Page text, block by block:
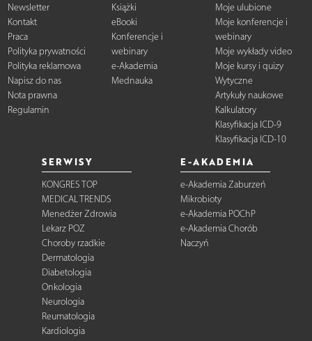
Newsletter
Kontakt
Praca
Polityka prywatności
Polityka reklamowa
Napisz do nas
Nota prawna
Regulamin
Książki
eBooki
Konferencje i
webinary
e-Akademia
Mednauka
Moje ulubione
Moje konferencje i
webinary
Moje wykłady video
Moje kursy i quizy
Wytyczne
Artykuły naukowe
Kalkulatory
Klasyfikacja ICD-9
Klasyfikacja ICD-10
SERWISY
KONGRES TOP
MEDICAL TRENDS
Menedżer Zdrowia
Lekarz POZ
Choroby rzadkie
Dermatologia
Diabetologia
Onkologia
Neurologia
Reumatologia
Kardiologia
E-AKADEMIA
e-Akademia Zaburzeń
Mikrobioty
e-Akademia POChP
e-Akademia Chorób
Naczyń